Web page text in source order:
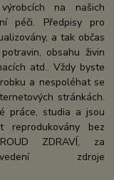
na našich
péči. Předpisy pro
a tak občas
obsahu živin
atd.. Vždy byste
a nespoléhat se
stránkách.
práce, studia a jsou
reprodukovány bez
ZDRAVÍ, za
zdroje